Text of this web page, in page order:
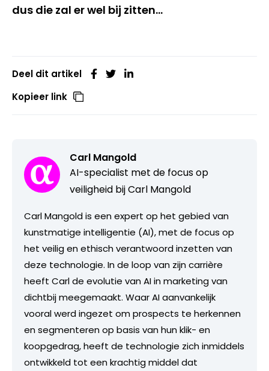
dus die zal er wel bij zitten…
Deel dit artikel
Kopieer link
Carl Mangold
AI-specialist met de focus op
veiligheid bij Carl Mangold
Carl Mangold is een expert op het gebied van
kunstmatige intelligentie (AI), met de focus op
het veilig en ethisch verantwoord inzetten van
deze technologie. In de loop van zijn carrière
heeft Carl de evolutie van AI in marketing van
dichtbij meegemaakt. Waar AI aanvankelijk
vooral werd ingezet om prospects te herkennen
en segmenteren op basis van hun klik- en
koopgedrag, heeft de technologie zich inmiddels
ontwikkeld tot een krachtig middel dat